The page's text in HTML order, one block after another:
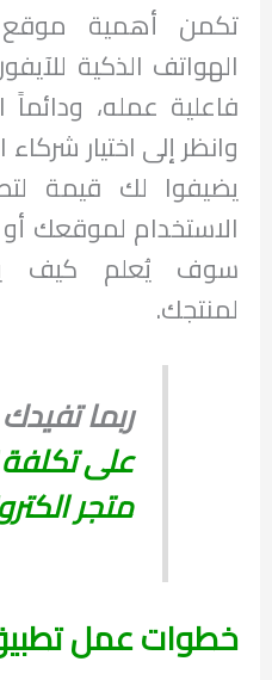
تكمن أهمية موقع
الهواتف الذكية
فاعلية عمله،
وانظر إلى اختيار
يضيفوا لك قيمة
الاستخدام لموقعك
سوف يُعلم كيف
لمنتجك.
ربما
على
متجر
خطوات عمل